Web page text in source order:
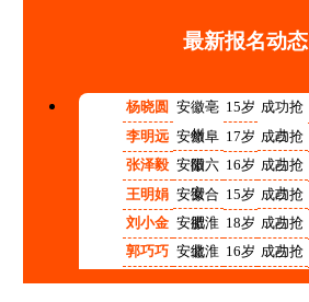
最新报名动态
杨晓圆
安徽亳
州
15岁 成功抢
占
李明远 安徽阜
阳
17岁 成功抢
占
张泽毅 安徽六
安
16岁 成功抢
占
王明娟 安徽合
肥
15岁 成功抢
占
刘小金 安徽淮
北
18岁 成功抢
占
郭巧巧
安徽淮
南
16岁 成功抢
占
程红红 安徽铜 14岁 成功抢